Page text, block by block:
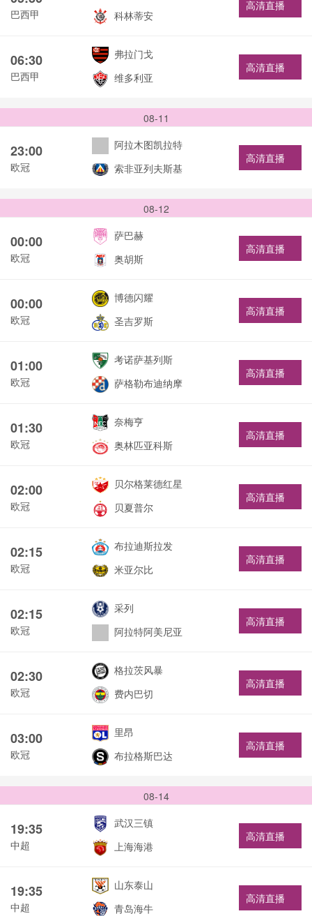
巴西甲
科林蒂安
高清直播
06:30
巴西甲
弗拉门戈
维多利亚
高清直播
08-11
23:00
欧冠
阿拉木图凯拉特
索非亚列夫斯基
高清直播
08-12
00:00
欧冠
萨巴赫
奥胡斯
高清直播
00:00
欧冠
博德闪耀
圣吉罗斯
高清直播
01:00
欧冠
考诺萨基列斯
萨格勒布迪纳摩
高清直播
01:30
欧冠
奈梅亨
奥林匹亚科斯
高清直播
02:00
欧冠
贝尔格莱德红星
贝夏普尔
高清直播
02:15
欧冠
布拉迪斯拉发
米亚尔比
高清直播
02:15
欧冠
采列
阿拉特阿美尼亚
高清直播
02:30
欧冠
格拉茨风暴
费内巴切
高清直播
03:00
欧冠
里昂
布拉格斯巴达
高清直播
08-14
19:35
中超
武汉三镇
上海海港
高清直播
19:35
中超
山东泰山
青岛海牛
高清直播